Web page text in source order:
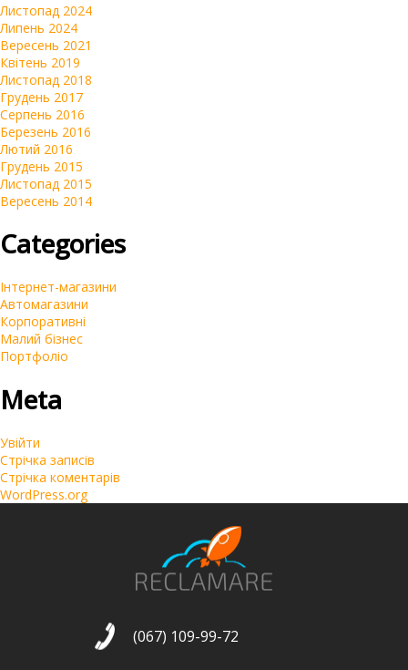
Листопад 2024
Липень 2024
Вересень 2021
Квітень 2019
Листопад 2018
Грудень 2017
Серпень 2016
Березень 2016
Лютий 2016
Грудень 2015
Листопад 2015
Вересень 2014
Categories
Інтернет-магазини
Автомагазини
Корпоративні
Малий бізнес
Портфоліо
Meta
Увійти
Стрічка записів
Стрічка коментарів
WordPress.org
(067) 109-99-72